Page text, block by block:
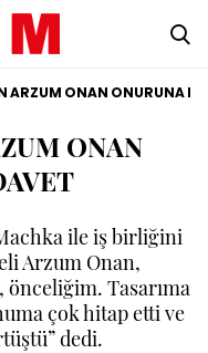
ARZUM ONAN ONURUNA
ONAN
ile iş birliğini
Arzum Onan,
Tasarıma
çok hitap etti ve
dedi.